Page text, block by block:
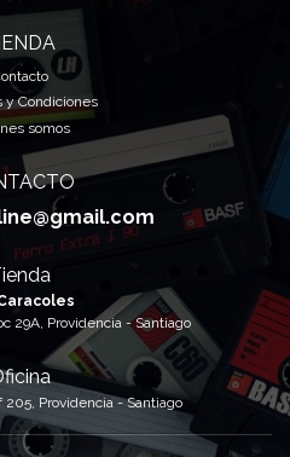
y Condiciones
somos
29A, Providencia - Santiago
205, Providencia - Santiago